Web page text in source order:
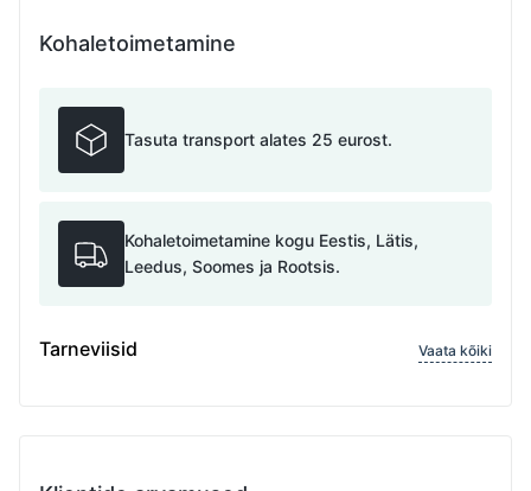
Kohaletoimetamine
Tasuta transport alates 25 eurost.
Kohaletoimetamine kogu Eestis, Lätis,
Leedus, Soomes ja Rootsis.
Tarneviisid Vaata kõiki